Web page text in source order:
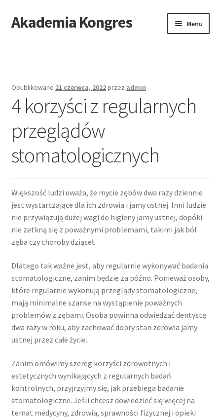
Przejdź
do
Przejdź
do
Akademia Kongres Menu
Opublikowano 21 czerwca, 2022przez admin
4 korzyści z regularnych
przeglądów
stomatologicznych
Większość ludzi uważa, że mycie zębów dwa razy dziennie
jest wystarczające dla ich zdrowia i jamy ustnej. Inni ludzie
nie przywiązują dużej wagi do higieny jamy ustnej, dopóki
nie zetkną się z poważnymi problemami, takimi jak ból
zęba czy choroby dziąseł.
Dlatego tak ważne jest, aby regularnie wykonywać badania
stomatologiczne, zanim będzie za późno. Ponieważ osoby,
które regularnie wykonują przeglądy stomatologiczne,
mają minimalne szanse na wystąpienie poważnych
problemów z zębami. Osoba powinna odwiedzać dentystę
dwa razy w roku, aby zachować dobry stan zdrowia jamy
ustnej przez całe życie.
Zanim omówimy szereg korzyści zdrowotnych i
estetycznych wynikających z regularnych badań
kontrolnych, przyjrzyjmy się, jak przebiega badanie
stomatologiczne. Jeśli chcesz dowiedzieć się więcej na
temat medycyny, zdrowia, sprawności fizycznej i opieki